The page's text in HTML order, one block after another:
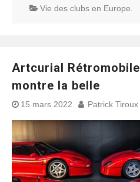
Vie des clubs en Europe.
Artcurial
montre la belle
15 mars 2022 Patrick Tiroux